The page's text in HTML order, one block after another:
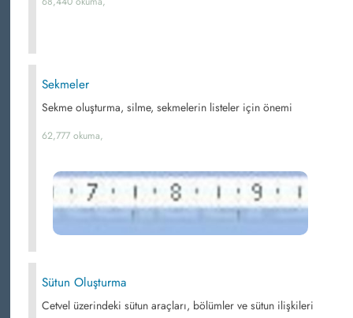
Sekmeler
Sekme oluşturma, silme, sekmelerin listeler için önemi
62,777 okuma,
Sütun Oluşturma
Cetvel üzerindeki sütun araçları, bölümler ve sütun ilişkileri